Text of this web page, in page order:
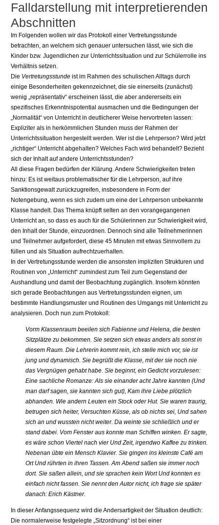
Falldarstellung mit interpretierenden
Abschnitten
Im Folgenden wollen wir das Protokoll einer Vertretungsstunde
betrachten, an welchem sich genauer untersuchen lässt, wie sich die
Kinder bzw. Jugendlichen zur Unterrichtssituation und zur Schülerrolle ins
Verhältnis setzen.
Die Vertretungsstunde ist im Rahmen des schulischen Alltags durch
einige Besonderheiten gekennzeichnet, die sie einerseits (zunächst)
wenig „repräsentativ“ erscheinen lässt, die aber andererseits ein
spezifisches Erkenntnispotential ausmachen und die Bedingungen der
„Normalität“ von Unterricht in deutlicherer Weise hervortreten lassen:
Expliziter als in herkömmlichen Stunden muss der Rahmen der
Unterrichtssituation hergestellt werden. Wer ist die Lehrperson? Wird jetzt
„richtiger“ Unterricht abgehalten? Welches Fach wird behandelt? Bezieht
sich der Inhalt auf andere Unterrichtsstunden?
All diese Fragen bedürfen der Klärung. Andere Schwierigkeiten treten
hinzu: Es ist weitaus problematischer für die Lehrperson, auf ihre
Sanktionsgewalt zurückzugreifen, insbesondere in Form der
Notengebung, wenn es sich zudem um eine der Lehrperson unbekannte
Klasse handelt. Das Thema knüpft selten an den vorangegangenen
Unterricht an, so dass es auch für die Schülerinnen zur Schwierigkeit wird,
den Inhalt der Stunde, einzuordnen. Dennoch sind alle Teilnehmerinnen
und Teilnehmer aufgefordert, diese 45 Minuten mit etwas Sinnvollem zu
füllen und als Situation aufrechtzuerhalten.
In der Vertretungsstunde werden die ansonsten impliziten Strukturen und
Routinen von „Unterricht“ zumindest zum Teil zum Gegenstand der
Aushandlung und damit der Beobachtung zugänglich. Insofern könnten
sich gerade Beobachtungen aus Vertretungsstunden eignen, um
bestimmte Handlungsmuster und Routinen des Umgangs mit Unterricht zu
analysieren. Doch nun zum Protokoll:
Vorm Klassenraum beeilen sich Fabienne und Helena, die besten
Sitzplätze zu bekommen. Sie setzen sich etwas anders als sonst in
diesem Raum. Die Lehrerin kommt rein, ich stelle mich vor, sie ist
jung und dynamisch. Sie begrüßt die Klasse, mit der sie noch nie
das Vergnügen gehabt habe. Sie beginnt, ein Gedicht vorzulesen:
Eine sachliche Romanze: Als sie einander acht Jahre kannten (Und
man darf sagen, sie kannten sich gut), Kam ihre Liebe plötzlich
abhanden. Wie andern Leuten ein Stock oder Hut. Sie waren traurig,
betrugen sich heiter, Versuchten Küsse, als ob nichts sei, Und sahen
sich an und wussten nicht weiter. Da weinte sie schließlich und er
stand dabei. Vom Fenster aus konnte man Schiffen winken. Er sagte,
es wäre schon Viertel nach vier Und Zeit, irgendwo Kaffee zu trinken.
Nebenan übte ein Mensch Klavier. Sie gingen ins kleinste Café am
Ort Und rührten in ihren Tassen. Am Abend saßen sie immer noch
dort. Sie saßen allein, und sie sprachen kein Wort Und konnten es
einfach nicht fassen. Sie nennt den Autor nicht, ich frage sie später
danach: Erich Kästner.
In dieser Anfangssequenz wird die Andersartigkeit der Situation deutlich:
Die normalerweise festgelegte „Sitzordnung“ ist bei einer